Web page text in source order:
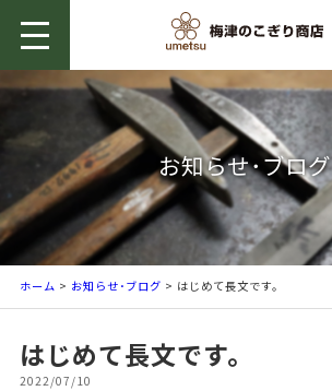
お知らせ･ブログ
ホーム > お知らせ･ブログ > はじめて長文です。
はじめて長文です。
2022/07/10